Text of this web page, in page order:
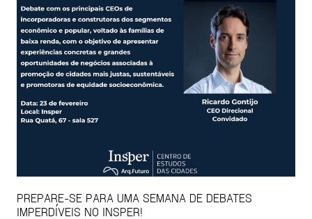
PREPARE-SE PARA UMA SEMANA DE DEBATES
IMPERDÍVEIS NO INSPER!